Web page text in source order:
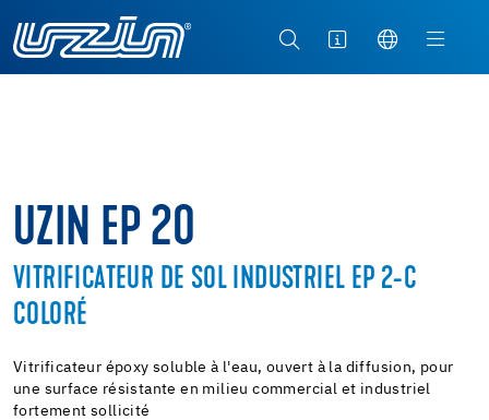
UZIN EP 20
VITRIFICATEUR DE SOL INDUSTRIEL EP 2-C
COLORÉ
Vitrificateur époxy soluble à l'eau, ouvert à la diffusion, pour
une surface résistante en milieu commercial et industriel
fortement sollicité